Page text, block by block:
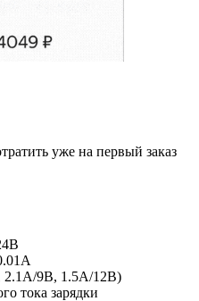
уже на первый заказ
9В, 1.5A/12B)
тока зарядки